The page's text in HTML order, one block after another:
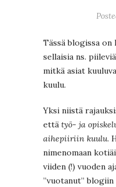
Tässä blogissa
sellaisia ns.
mitkä asiat
kuulu.
Yksi niistä
että työ- ja
aihepiiriin kuulu.
nimenomaan
viiden (!) vuoden
”vuotanut”